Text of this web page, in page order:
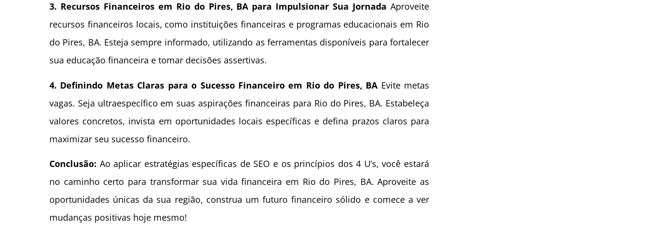
3. Recursos Financeiros em Rio do Pires, BA para Impulsionar Sua Jornada Aproveite
recursos financeiros locais, como instituições financeiras e programas educacionais em Rio
do Pires, BA. Esteja sempre informado, utilizando as ferramentas disponíveis para fortalecer
sua educação financeira e tomar decisões assertivas.
4. Definindo Metas Claras para o Sucesso Financeiro em Rio do Pires, BA Evite metas
vagas. Seja ultraespecífico em suas aspirações financeiras para Rio do Pires, BA. Estabeleça
valores concretos, invista em oportunidades locais específicas e defina prazos claros para
maximizar seu sucesso financeiro.
Conclusão: Ao aplicar estratégias específicas de SEO e os princípios dos 4 U’s, você estará
no caminho certo para transformar sua vida financeira em Rio do Pires, BA. Aproveite as
oportunidades únicas da sua região, construa um futuro financeiro sólido e comece a ver
mudanças positivas hoje mesmo!